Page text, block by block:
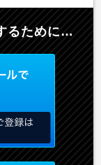
るために…